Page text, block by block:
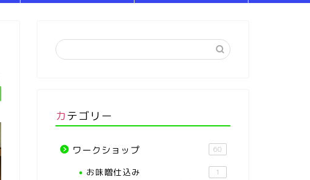
カテゴリー
ワークショップ 60
お味噌仕込み 1